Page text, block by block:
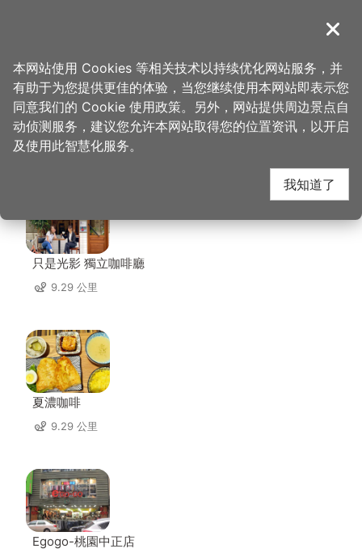
導覽
首页 > 想去的地方 > 美食、购物 > 藏王极上锅物
藏王极上锅物 周边店家
只是光影 獨立咖啡廳
9.29 公里
夏濃咖啡
9.29 公里
Egogo-桃園中正店
关闭
本网站使用 Cookies 等相关技术以持续优化网站服务，并
有助于为您提供更佳的体验，当您继续使用本网站即表示您
同意我们的 Cookie 使用政策。另外，网站提供周边景点自
动侦测服务，建议您允许本网站取得您的位置资讯，以开启
及使用此智慧化服务。
我知道了